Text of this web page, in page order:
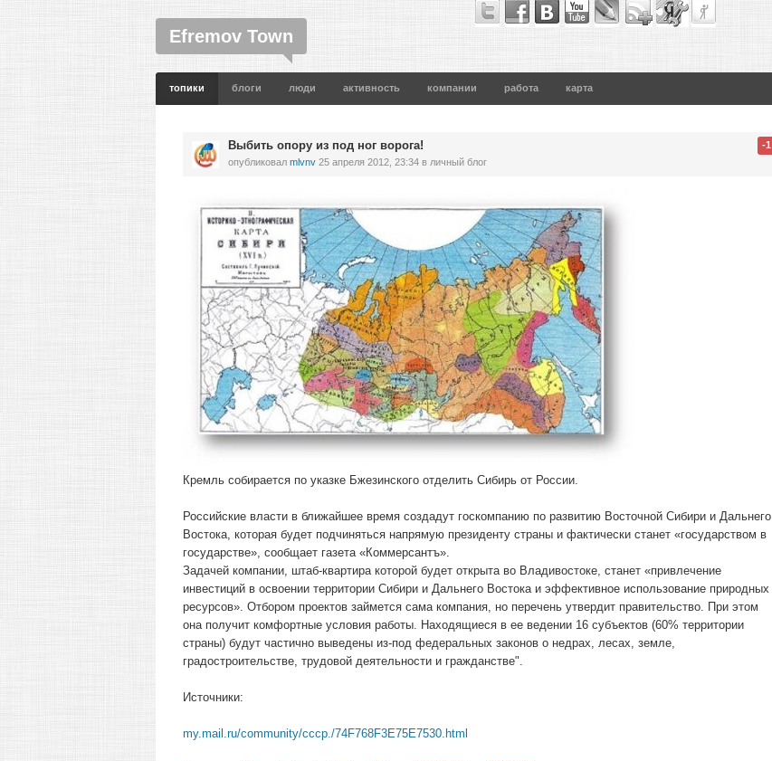
Efremov Town
топики блоги люди активность компании работа карта
Выбить опору из под ног ворога!
опубликовал mlvnv 25 апреля 2012, 23:34 в личный блог
-1
Кремль собирается по указке Бжезинского отделить Сибирь от России.
Российские власти в ближайшее время создадут госкомпанию по развитию Восточной Сибири и Дальнего
Востока, которая будет подчиняться напрямую президенту страны и фактически станет «государством в
государстве», сообщает газета «Коммерсантъ».
Задачей компании, штаб-квартира которой будет открыта во Владивостоке, станет «привлечение
инвестиций в освоении территории Сибири и Дальнего Востока и эффективное использование природных
ресурсов». Отбором проектов займется сама компания, но перечень утвердит правительство. При этом
она получит комфортные условия работы. Находящиеся в ее ведении 16 субъектов (60% территории
страны) будут частично выведены из-под федеральных законов о недрах, лесах, земле,
градостроительстве, трудовой деятельности и гражданстве".
Источники:
my.mail.ru/community/cccp./74F768F3E75E7530.html